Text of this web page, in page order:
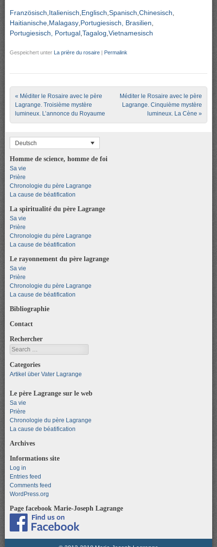
Französisch Italienisch Englisch Spanisch Chinesisch
Haitianische Malagasy Portugiesisch, Brasilien
Portugiesisch, Portugal Tagalog Vietnamesisch
Gespeichert unter La prière du rosaire | Permalink
Post navigation
« Méditer le Rosaire avec le père
Lagrange. Troisième mystère
lumineux. L’annonce du Royaume
Méditer le Rosaire avec le père
Lagrange. Cinquième mystère
lumineux. La Cène »
Deutsch
Homme de science, homme de foi
Sa vie
Prière
Chronologie du père Lagrange
La cause de béatification
La spiritualité du père Lagrange
Sa vie
Prière
Chronologie du père Lagrange
La cause de béatification
Le rayonnement du père lagrange
Sa vie
Prière
Chronologie du père Lagrange
La cause de béatification
Bibliographie
Contact
Rechercher
Search
Categories
Artikel über Vater Lagrange
Le père Lagrange sur le web
Sa vie
Prière
Chronologie du père Lagrange
La cause de béatification
Archives
Informations site
Log in
Entries feed
Comments feed
WordPress.org
Page facebook Marie-Joseph Lagrange